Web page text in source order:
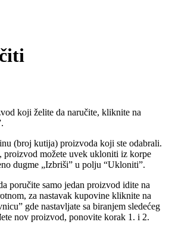
koji želite da naručite, kliknite na
(broj kutija) proizvoda koji ste odabrali.
proizvod možete uvek ukloniti iz korpe
dugme „Izbriši” u polju “Ukloniti”.
poručite samo jedan proizvod idite na
za nastavak kupovine kliknite na
gde nastavljate sa biranjem sledećeg
nov proizvod, ponovite korak 1. i 2.